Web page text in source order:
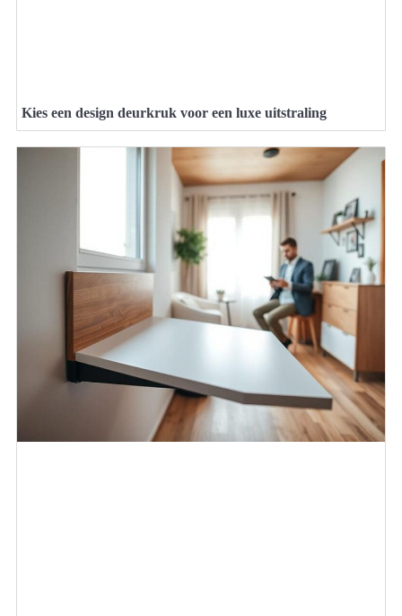
Kies een design deurkruk voor een luxe uitstraling